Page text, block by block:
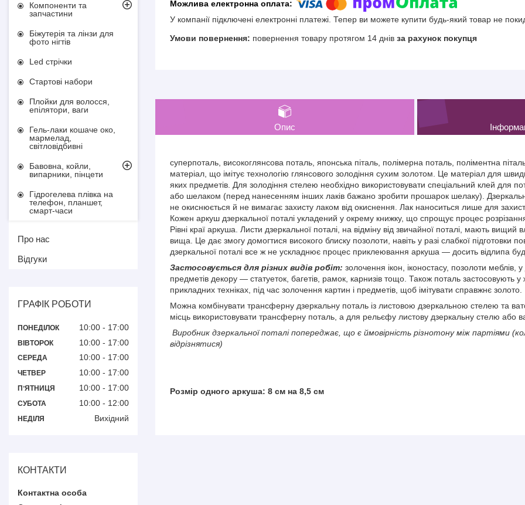
У компанії підключені електронні платежі. Тепер ви можете купити будь-який товар не
повернення товару протягом 14 днів за рахунок покупця
Опис
суперпоталь, високоглянсова поталь, японська піталь, полімерна поталь, поліментна
матеріал, що імітує технологію глянсового золодіння сухим золотом. Це матеріал для
яких предметів. Для золодіння стелею необхідно використовувати спеціальний клей для
або шелаком (перед нанесенням інших лаків бажано зробити прошарок шелаку).
не окиснюється й не вимагає захисту лаком від окиснення. Лак наноситься лише для
Кожен аркуш дзеркальної поталі укладений у окрему книжку, що спрощує процес
Рівні краї аркуша. Листи дзеркальної поталі, на відміну від звичайної поталі, мають вищий
вища. Це дає змогу домогтися високого блиску позолоти, навіть у разі слабкої підготовки
дзеркальної поталі все ж не ускладнює процес приклеювання аркуша — досить відлипа
Застосовується для різних видів робіт: золочення ікон, іконостасу, позолоти меблів,
предметів декору — статуеток, багетів, рамок, карнизів тощо. Також поталь застосовують у
прикладних техніках, під час золочення картин і предметів, щоб імітувати справжнє золото.
Можна комбінувати трансферну дзеркальну поталь із листовою дзеркальною стелею та
місць використовувати трансферну поталь, а для рельєфу листову дзеркальну стелю або
Виробник дзеркальної поталі попереджає, що є ймовірність різнотону між партіями
відрізнятися)
Розмір одного аркуша: 8 см на 8,5 см
Компоненти та
запчастини
Біжутерія та лінзи для
фото нігтів
Led стрічки
Стартові набори
Плойки для волосся,
епілятори, ваги
Гель-лаки кошаче око,
мармелад,
світловідбивні
Бавовна, койли,
випарники, пінцети
Гідрогелева плівка на
телефон, планшет,
смарт-часи
Про нас
Відгуки
ГРАФІК РОБОТИ
ПОНЕДІЛОК 10:00 17:00
ВІВТОРОК 10:00 17:00
СЕРЕДА 10:00 17:00
ЧЕТВЕР 10:00 17:00
ПʼЯТНИЦЯ 10:00 17:00
СУБОТА 10:00 12:00
НЕДІЛЯ Вихідний
КОНТАКТИ